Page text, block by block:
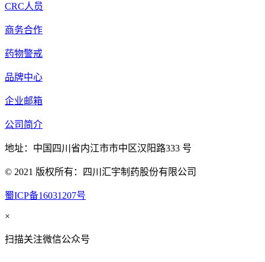
CRC人员
商务合作
药物警戒
品牌中心
企业邮箱
公司简介
地址：中国四川省内江市市中区汉阳路333 号
© 2021 版权所有：四川汇宇制药股份有限公司
蜀ICP备16031207号
×
扫描关注微信公众号